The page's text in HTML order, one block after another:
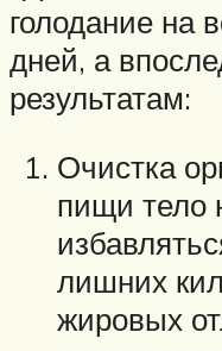
голодание на
дней, а
результатам:
Очистка
пищи тело
лишних
жировых